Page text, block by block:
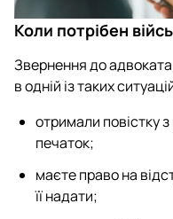
Коли потрібен
Звернення до
в одній із таких
отримали повістку
печаток;
маєте право на
її надати;